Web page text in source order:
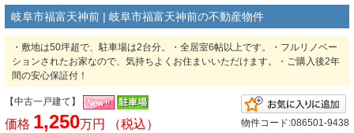
岐阜市福富天神前 | 岐阜市福富天神前の不動産物件
・敷地は50坪超で、駐車場は2台分。・全居室6帖以上です。・フルリノベー
ションされたお家なので、気持ちよくお住まいいただけます。・ご購入後2年
間の安心保証付！
【中古一戸建て】
価格 1,250万円 （税込）
物件コード:086501-9438